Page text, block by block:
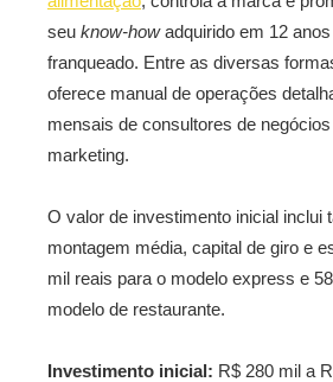
seu know-howadquirido em 12
franqueado. Entre as diversas
oferece manual de operações
mensais de consultores de
marketing.
O valor de investimento inicial inclui
montagem média, capital de giro e
mil reais para o modelo express e
modelo de restaurante.
Investimento inicial: R$ 280 mil a